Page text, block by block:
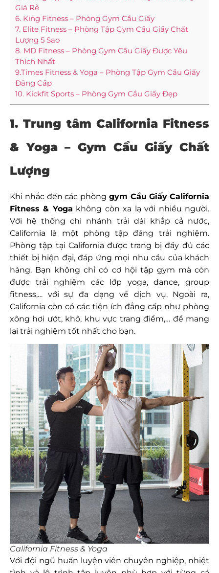
Giá Rẻ
6. King Fitness – Phòng Gym Cầu Giấy
7. Elite Fitness – Phòng Tập Gym Cầu Giấy Chất
Lượng 5 Sao
8. MD Fitness – Phòng Gym Cầu Giấy Được Yêu
Thích Nhất
9.Times Fitness & Yoga – Phòng Tập Gym Cầu Giấy
Đẳng Cấp
10. Kickfit Sports – Phòng Gym Cầu Giấy Đẹp
1. Trung tâm California Fitness
& Yoga – Gym Cầu Giấy Chất
Lượng
Khi nhắc đến các phòng gym Cầu Giấy California
Fitness & Yoga không còn xa lạ với nhiều người.
Với hệ thống chi nhánh trải dài khắp cả nước,
California là một phòng tập đáng trải nghiệm.
Phòng tập tại California được trang bị đầy đủ các
thiết bị hiện đại, đáp ứng mọi nhu cầu của khách
hàng. Bạn không chỉ có cơ hội tập gym mà còn
được trải nghiệm các lớp yoga, dance, group
fitness,… với sự đa dạng về dịch vụ. Ngoài ra,
California còn có các tiện ích đẳng cấp như phòng
xông hơi ướt, khô, khu vực trang điểm,… để mang
lại trải nghiệm tốt nhất cho bạn.
California Fitness & Yoga
Với đội ngũ huấn luyện viên chuyên nghiệp, nhiệt